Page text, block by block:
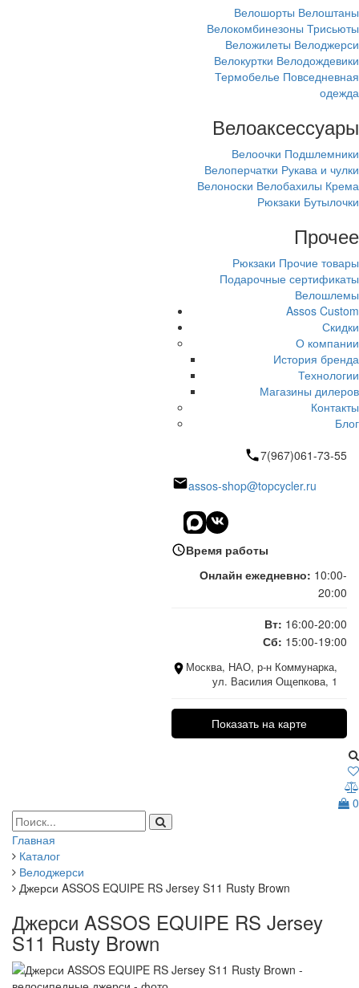
Велошорты Велоштаны
Велокомбинезоны Трисьюты
Веложилеты Велоджерси
Велокуртки Велодождевики
Термобелье Повседневная
одежда
Велоаксессуары
Велоочки Подшлемники
Велоперчатки Рукава и чулки
Велоноски Велобахилы Крема
Рюкзаки Бутылочки
Прочее
Рюкзаки Прочие товары
Подарочные сертификаты
Велошлемы
Assos Custom
Скидки
О компании
История бренда
Технологии
Магазины дилеров
Контакты
Блог
7(967)061-73-55
assos-shop@topcycler.ru
Время работы
Онлайн ежедневно: 10:00-
20:00
Вт: 16:00-20:00
Сб: 15:00-19:00
Москва, НАО, р-н Коммунарка,
ул. Василия Ощепкова, 1
Показать на карте
0
Главная
Каталог
Велоджерси
Джерси ASSOS EQUIPE RS Jersey S11 Rusty Brown
Джерси ASSOS EQUIPE RS Jersey
S11 Rusty Brown